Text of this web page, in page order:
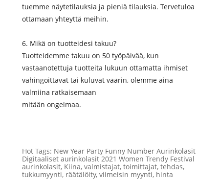
tuemme näytetilauksia ja pieniä tilauksia. Tervetuloa
ottamaan yhteyttä meihin.
6. Mikä on tuotteidesi takuu?
Tuotteidemme takuu on 50 työpäivää, kun
vastaanotettuja tuotteita lukuun ottamatta ihmiset
vahingoittavat tai kuluvat väärin, olemme aina
valmiina ratkaisemaan
mitään ongelmaa.
Hot Tags: New Year Party Funny Number Aurinkolasit
Digitaaliset aurinkolasit 2021 Women Trendy Festival
aurinkolasit, Kiina, valmistajat, toimittajat, tehdas,
tukkumyynti, räätälöity, viimeisin myynti, hinta